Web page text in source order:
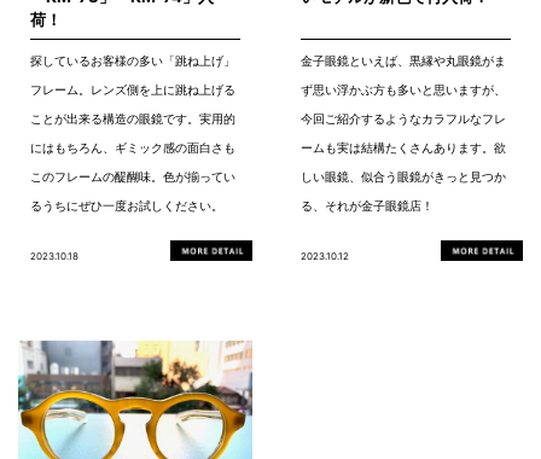
荷！
探しているお客様の多い「跳ね上げ」
フレーム。レンズ側を上に跳ね上げる
ことが出来る構造の眼鏡です。実用的
にはもちろん、ギミック感の面白さも
このフレームの醍醐味。色が揃ってい
るうちにぜひ一度お試しください。
2023.10.18
金子眼鏡といえば、黒縁や丸眼鏡がま
ず思い浮かぶ方も多いと思いますが、
今回ご紹介するようなカラフルなフレ
ームも実は結構たくさんあります。欲
しい眼鏡、似合う眼鏡がきっと見つか
る、それが金子眼鏡店！
2023.10.12